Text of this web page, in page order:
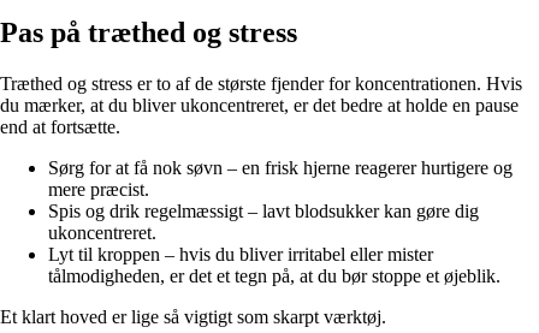
Pas på træthed og stress
Træthed og stress er to af de største fjender for koncentrationen. Hvis
du mærker, at du bliver ukoncentreret, er det bedre at holde en pause
end at fortsætte.
Sørg for at få nok søvn – en frisk hjerne reagerer hurtigere og
mere præcist.
Spis og drik regelmæssigt – lavt blodsukker kan gøre dig
ukoncentreret.
Lyt til kroppen – hvis du bliver irritabel eller mister
tålmodigheden, er det et tegn på, at du bør stoppe et øjeblik.
Et klart hoved er lige så vigtigt som skarpt værktøj.